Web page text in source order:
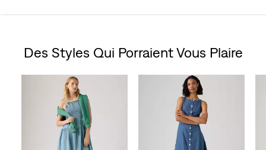
sur
5.
évaluations
Des Styles Qui Porraient Vous Plaire